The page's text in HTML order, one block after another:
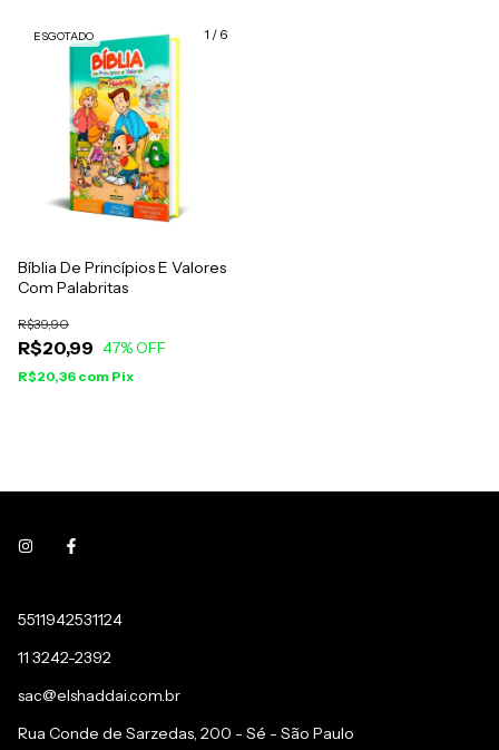
1 / 6
ESGOTADO
Bíblia De Princípios E Valores
Com Palabritas
R$20,99
R$39,90
47% OFF
R$20,36 com Pix
5511942531124
11 3242-2392
sac@elshaddai.com.br
Rua Conde de Sarzedas, 200 - Sé - São Paulo